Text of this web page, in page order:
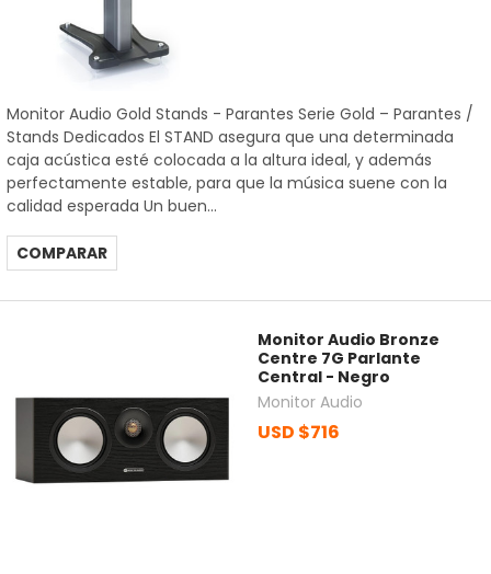
Monitor Audio Gold Stands - Parantes Serie Gold – Parantes /
Stands Dedicados El STAND asegura que una determinada
caja acústica esté colocada a la altura ideal, y además
perfectamente estable, para que la música suene con la
calidad esperada Un buen...
COMPARAR
Monitor Audio Bronze
Centre 7G Parlante
Central - Negro
Monitor Audio
USD $716